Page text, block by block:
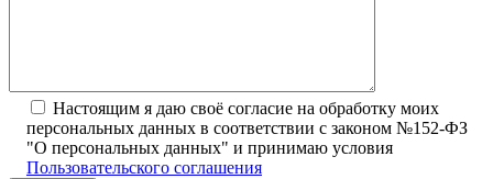
Настоящим я даю своё согласие на обработку моих
персональных данных в соответствии с законом №152-ФЗ
"О персональных данных" и принимаю условия
Пользовательского соглашения